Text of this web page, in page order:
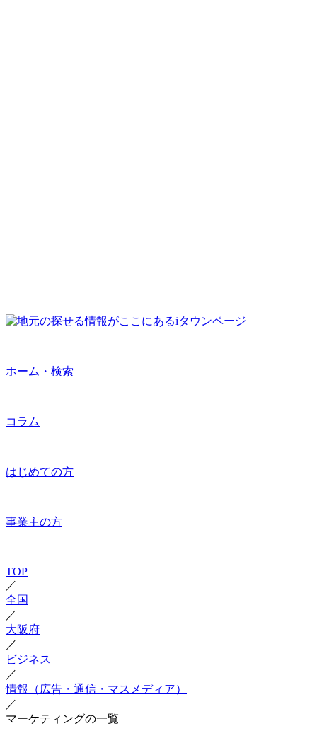
ホーム・検索
コラム
はじめての方
事業主の方
TOP
／
全国
／
大阪府
／
ビジネス
／
情報（広告・通信・マスメディア）
／
マーケティングの一覧